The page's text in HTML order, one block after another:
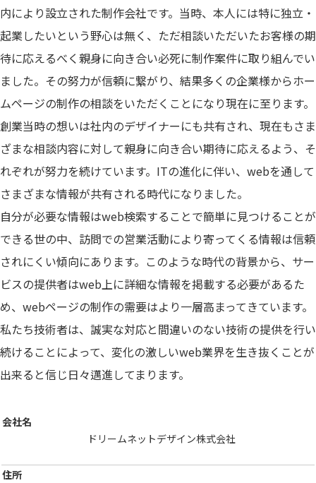
内により設立された制作会社です。当時、本人には特に独立・
起業したいという野心は無く、ただ相談いただいたお客様の期
待に応えるべく親身に向き合い必死に制作案件に取り組んでい
ました。その努力が信頼に繋がり、結果多くの企業様からホー
ムページの制作の相談をいただくことになり現在に至ります。
創業当時の想いは社内のデザイナーにも共有され、現在もさま
ざまな相談内容に対して親身に向き合い期待に応えるよう、そ
れぞれが努力を続けています。ITの進化に伴い、webを通して
さまざまな情報が共有される時代になりました。
自分が必要な情報はweb検索することで簡単に見つけることが
できる世の中、訪問での営業活動により寄ってくる情報は信頼
されにくい傾向にあります。このような時代の背景から、サー
ビスの提供者はweb上に詳細な情報を掲載する必要があるた
め、webページの制作の需要はより一層高まってきています。
私たち技術者は、誠実な対応と間違いのない技術の提供を行い
続けることによって、変化の激しいweb業界を生き抜くことが
出来ると信じ日々邁進してまります。
会社名
ドリームネットデザイン株式会社
住所